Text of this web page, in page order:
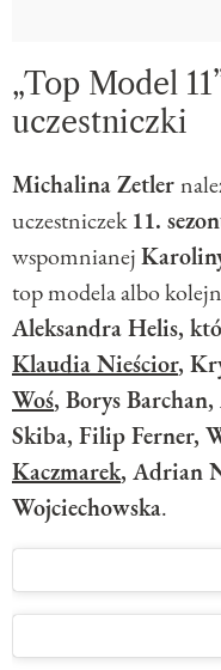
„Top Model
uczestniczki
Michalina Zetler
uczestniczek11.
wspomnianej
top modela albo
Aleksandra Helis,
Klaudia Nieścior,
Woś, Borys
Skiba, Filip Ferner,
Kaczmarek, Adrian
Wojciechowska.